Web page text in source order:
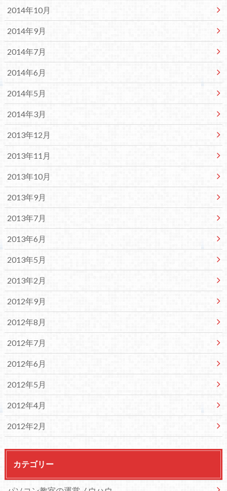
2014年10月
2014年9月
2014年7月
2014年6月
2014年5月
2014年3月
2013年12月
2013年11月
2013年10月
2013年9月
2013年7月
2013年6月
2013年5月
2013年2月
2012年9月
2012年8月
2012年7月
2012年6月
2012年5月
2012年4月
2012年2月
カテゴリー